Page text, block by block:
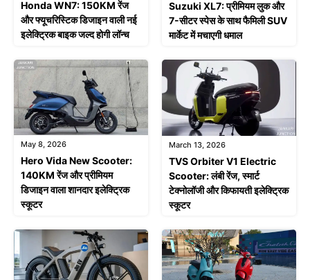
Honda WN7: 150KM रेंज
और फ्यूचरिस्टिक डिजाइन वाली नई
इलेक्ट्रिक बाइक जल्द होगी लॉन्च
Suzuki XL7: प्रीमियम लुक और
7-सीटर स्पेस के साथ फैमिली SUV
मार्केट में मचाएगी धमाल
May 8, 2026
Hero Vida New Scooter:
140KM रेंज और प्रीमियम
डिजाइन वाला शानदार इलेक्ट्रिक
स्कूटर
March 13, 2026
TVS Orbiter V1 Electric
Scooter: लंबी रेंज, स्मार्ट
टेक्नोलॉजी और किफायती इलेक्ट्रिक
स्कूटर